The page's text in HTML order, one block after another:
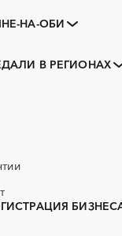
НА-ОБИ
1С
В РЕГИОНАХ